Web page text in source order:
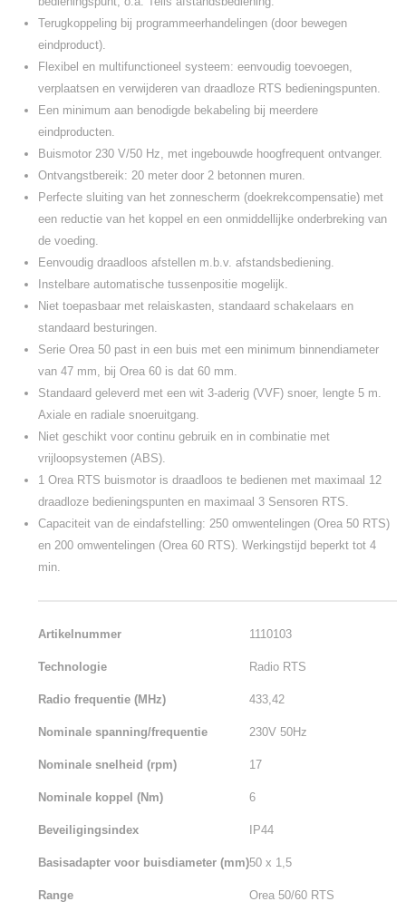
Terugkoppeling bij programmeerhandelingen (door bewegen
eindproduct).
Flexibel en multifunctioneel systeem: eenvoudig toevoegen,
verplaatsen en verwijderen van draadloze RTS bedieningspunten.
Een minimum aan benodigde bekabeling bij meerdere
eindproducten.
Buismotor 230 V/50 Hz, met ingebouwde hoogfrequent ontvanger.
Ontvangstbereik: 20 meter door 2 betonnen muren.
Perfecte sluiting van het zonnescherm (doekrekcompensatie) met
een reductie van het koppel en een onmiddellijke onderbreking van
de voeding.
Eenvoudig draadloos afstellen m.b.v. afstandsbediening.
Instelbare automatische tussenpositie mogelijk.
Niet toepasbaar met relaiskasten, standaard schakelaars en
standaard besturingen.
Serie Orea 50 past in een buis met een minimum binnendiameter
van 47 mm, bij Orea 60 is dat 60 mm.
Standaard geleverd met een wit 3-aderig (VVF) snoer, lengte 5 m.
Axiale en radiale snoeruitgang.
Niet geschikt voor continu gebruik en in combinatie met
vrijloopsystemen (ABS).
1 Orea RTS buismotor is draadloos te bedienen met maximaal 12
draadloze bedieningspunten en maximaal 3 Sensoren RTS.
Capaciteit van de eindafstelling: 250 omwentelingen (Orea 50 RTS)
en 200 omwentelingen (Orea 60 RTS). Werkingstijd beperkt tot 4
min.
Artikelnummer 1110103
Technologie Radio RTS
Radio frequentie (MHz) 433,42
Nominale spanning/frequentie 230V 50Hz
Nominale snelheid (rpm) 17
Nominale koppel (Nm) 6
Beveiligingsindex IP44
Basisadapter voor buisdiameter (mm)50 x 1,5
Range Orea 50/60 RTS